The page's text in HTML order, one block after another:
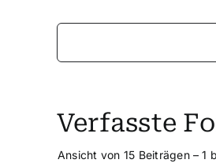
Verfasste
Ansicht von 15 Beiträgen – 1